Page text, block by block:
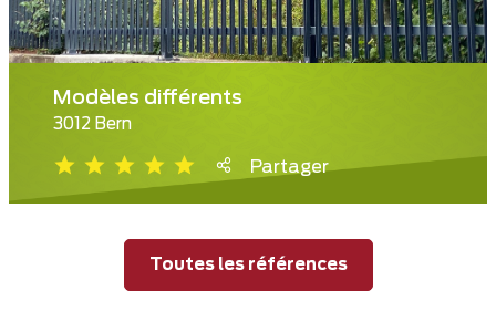
Modèles différents
3012 Bern
Partager
Toutes les références